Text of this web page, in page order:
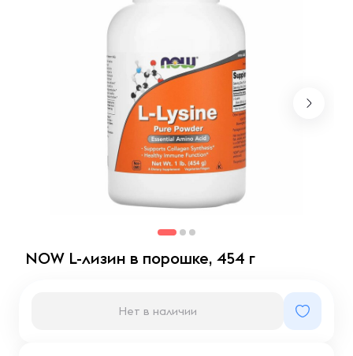
NOW L-лизин в порошке, 454 г
Нет в наличии